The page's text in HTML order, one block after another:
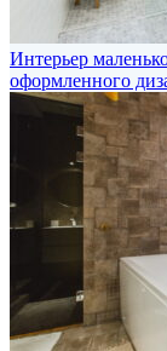
Интерьер
оформленного